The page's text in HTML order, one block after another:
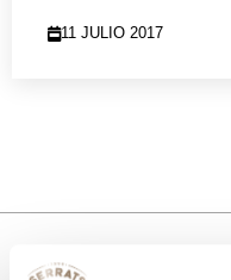
11 JULIO 2017